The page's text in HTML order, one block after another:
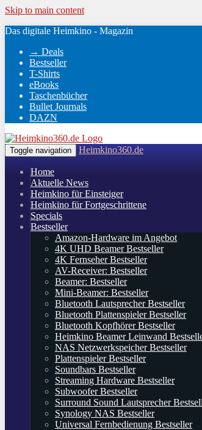
Skip to main content
Das digitale Heimkino - Magazin
→ Deals
Bestseller
T-Shirts
eBooks
Taschenbücher
Bullet Journals
DAZN
Toggle navigation Heimkino360.de
Home
Aktuelle News
Heimkino für Einsteiger
Heimkino für Fortgeschrittene
Specials
Bestseller
Amazon-Hardware im Angebot
4K UHD Beamer Bestseller
4K Fernseher Bestseller
AV-Receiver: Bestseller
Beamer: Bestseller
Mini-Beamer: Bestseller
Bluetooth Lautsprecher Bestseller
Bluetooth Plattenspieler Bestseller
Bluetooth Kopfhörer Bestseller
Heimkino Beamer Leinwand
NAS Netzwerkspeicher Bestseller
Plattenspieler Bestseller
Soundbars Bestseller
Streaming Hardware Bestseller
Subwoofer Bestseller
Surround Sound Lautsprecher
Synology NAS Bestseller
Universal Fernbedienung Bestseller